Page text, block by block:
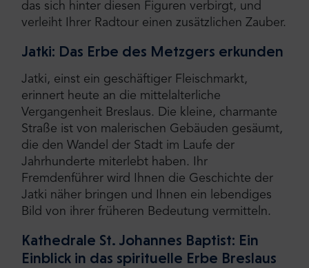
das sich hinter diesen Figuren verbirgt, und
verleiht Ihrer Radtour einen zusätzlichen Zauber.
Jatki: Das Erbe des Metzgers erkunden
Jatki, einst ein geschäftiger Fleischmarkt,
erinnert heute an die mittelalterliche
Vergangenheit Breslaus. Die kleine, charmante
Straße ist von malerischen Gebäuden gesäumt,
die den Wandel der Stadt im Laufe der
Jahrhunderte miterlebt haben. Ihr
Fremdenführer wird Ihnen die Geschichte der
Jatki näher bringen und Ihnen ein lebendiges
Bild von ihrer früheren Bedeutung vermitteln.
Kathedrale St. Johannes Baptist: Ein
Einblick in das spirituelle Erbe Breslaus